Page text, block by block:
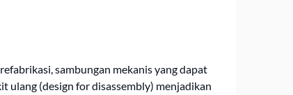
sambungan mekanis yang dapat
ulang (design for disassembly) menjadikan